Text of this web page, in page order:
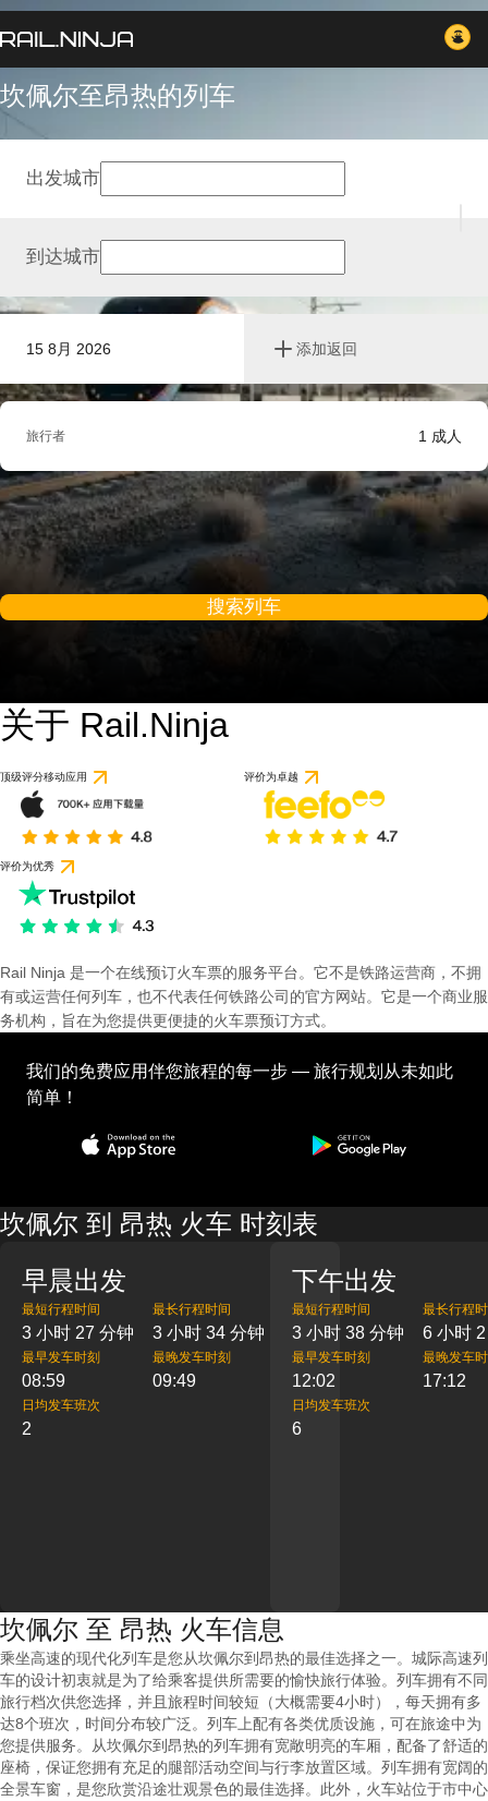
坎佩尔至昂热的列车
15 8月 2026 添加返回
出发城市
到达城市
旅行者 1 成人
搜索列车
关于 Rail.Ninja
顶级评分移动应用 评价为卓越
评价为优秀
Rail Ninja 是一个在线预订火车票的服务平台。它不是铁路运营商，不拥
有或运营任何列车，也不代表任何铁路公司的官方网站。它是一个商业服
务机构，旨在为您提供更便捷的火车票预订方式。
我们的免费应用伴您旅程的每一步 — 旅行规划从未如此
简单！
坎佩尔 到 昂热 火车 时刻表
早晨出发
最短行程时间
3 小时 27 分钟
最长行程时间
3 小时 34 分钟
最早发车时刻
08:59
最晚发车时刻
09:49
日均发车班次
2
下午出发
最短行程时间
3 小时 38 分钟
最长行程
6 小时
最早发车时刻
12:02
最晚发车
17:12
日均发车班次
6
坎佩尔 至 昂热 火车信息
乘坐高速的现代化列车是您从坎佩尔到昂热的最佳选择之一。城际高速列
车的设计初衷就是为了给乘客提供所需要的愉快旅行体验。列车拥有不同
旅行档次供您选择，并且旅程时间较短（大概需要4小时），每天拥有多
达8个班次，时间分布较广泛。列车上配有各类优质设施，可在旅途中为
您提供服务。从坎佩尔到昂热的列车拥有宽敞明亮的车厢，配备了舒适的
座椅，保证您拥有充足的腿部活动空间与行李放置区域。列车拥有宽阔的
全景车窗，是您欣赏沿途壮观景色的最佳选择。此外，火车站位于市中心